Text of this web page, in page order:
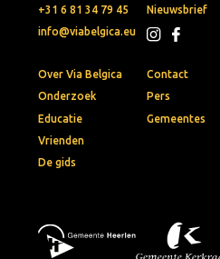
+31 6 81 34 79 45
info@viabelgica.eu
Nieuwsbrief
Over Via Belgica
Onderzoek
Educatie
Vrienden
De gids
Contact
Pers
Gemeentes